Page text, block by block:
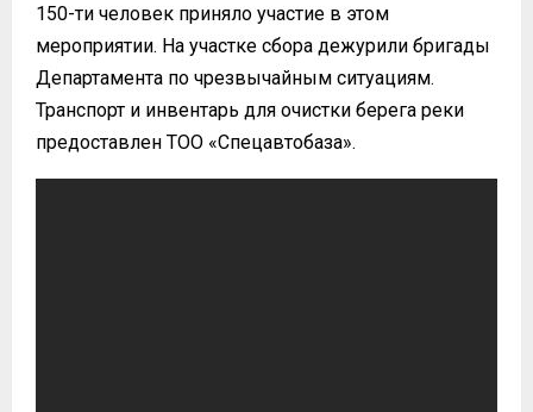
150-ти человек приняло участие в этом
мероприятии. На участке сбора дежурили бригады
Департамента по чрезвычайным ситуациям.
Транспорт и инвентарь для очистки берега реки
предоставлен ТОО «Спецавтобаза».